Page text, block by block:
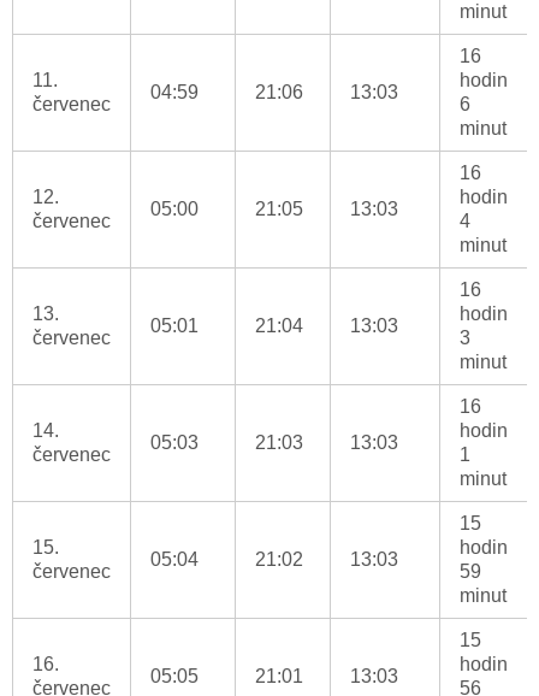
minut
11.
červenec
04:59 21:06 13:03
16
hodin
6
minut
12.
červenec
05:00 21:05 13:03
16
hodin
4
minut
13.
červenec
05:01 21:04 13:03
16
hodin
3
minut
14.
červenec
05:03 21:03 13:03
16
hodin
1
minut
15.
červenec
05:04 21:02 13:03
15
hodin
59
minut
16.
červenec
05:05 21:01 13:03
15
hodin
56